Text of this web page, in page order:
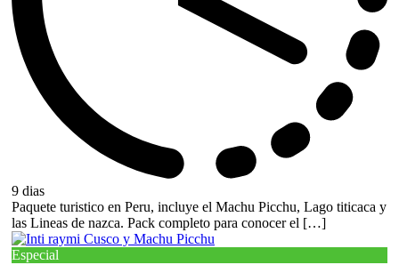
9 dias
Paquete turistico en Peru, incluye el Machu Picchu, Lago titicaca y
las Lineas de nazca. Pack completo para conocer el […]
Especial